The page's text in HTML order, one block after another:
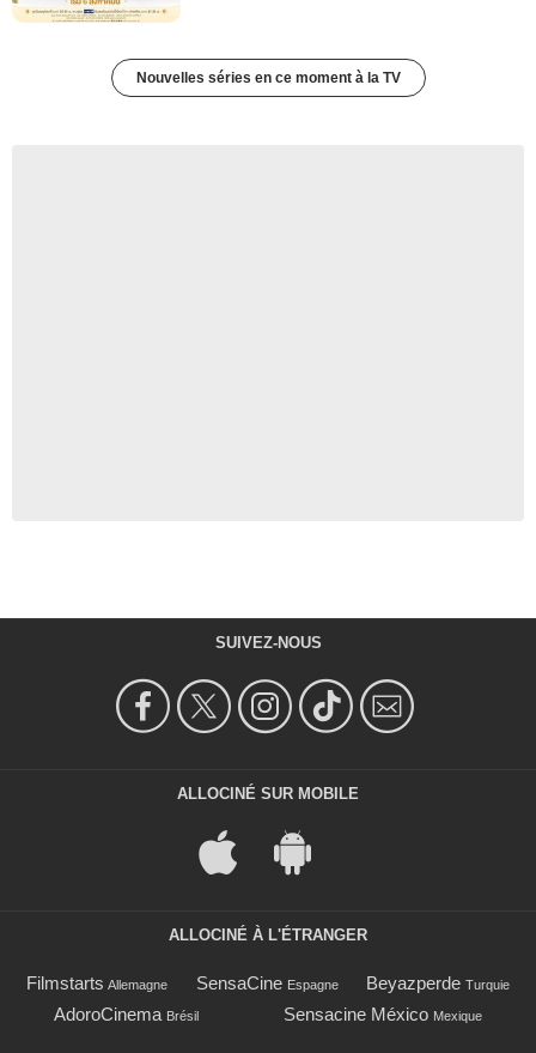
Nouvelles séries en ce moment à la TV
SUIVEZ-NOUS
ALLOCINÉ SUR MOBILE
ALLOCINÉ À L'ÉTRANGER
Filmstarts Allemagne SensaCine Espagne Beyazperde Turquie
AdoroCinema Brésil Sensacine México Mexique